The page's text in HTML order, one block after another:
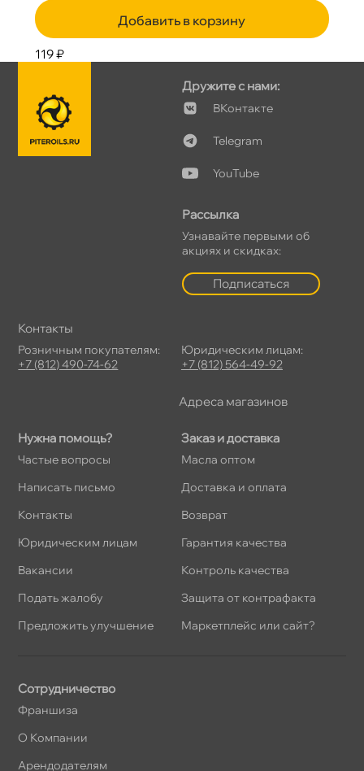
Добавить в корзину
119 ₽
Нужна помощь?
Частые вопросы
Написать письмо
Контакты
Юридическим лицам
акансии
Подать жалобу
Предложить улучшение
Заказ и доставка
Масла оптом
Доставка и оплата
озврат
Гарантия качества
Контроль качества
Защита от контрафакта
Маркетплейс или сайт?
Дружите с нами:
Контакте
Telegram
YouTube
Рассылка
Узнавайте первыми о
акциях и скидках:
Подписаться
Сотрудничество
Франшиза
О Компании
Арендодателям
Контакты
Розничным покупателям:
+7 (812) 490-74-62
Юридическим лицам:
+7 (812) 564-49-92
Адреса магазино